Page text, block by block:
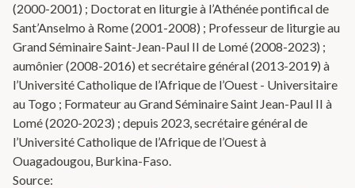
(2000-2001) ; Doctorat en liturgie à l’Athénée pontifical de
Sant’Anselmo à Rome (2001-2008) ; Professeur de liturgie au
Grand Séminaire Saint-Jean-Paul II de Lomé (2008-2023) ;
aumônier (2008-2016) et secrétaire général (2013-2019) à
l’Université Catholique de l’Afrique de l’Ouest - Universitaire
au Togo ; Formateur au Grand Séminaire Saint Jean-Paul II à
Lomé (2020-2023) ; depuis 2023, secrétaire général de
l’Université Catholique de l’Afrique de l’Ouest à
Ouagadougou, Burkina-Faso.
Source: